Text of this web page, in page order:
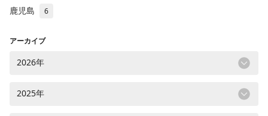
鹿児島 6
アーカイブ
2026年
2025年